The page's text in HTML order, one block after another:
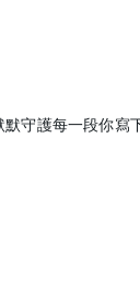
守護每一段你